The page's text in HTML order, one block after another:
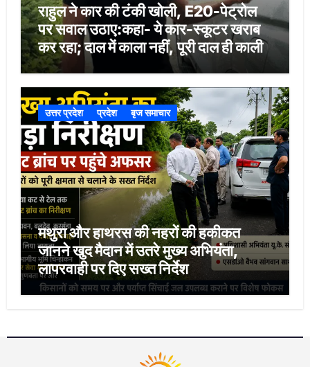
राहुल ने कार की टंकी खोली, E20-पेट्रोल
पर सवाल उठाए:कहा- ये कार-स्कूटर खराब
कर रहा; दाल में काला नहीं, पूरी दाल ही काली
उत्तर प्रदेश प्रदेश बृज समाचार
मथुरा और हाथरस की नहरों की हकीकत
जानने खुद मैदान में उतरे मुख्य अभियंता,
लापरवाही पर दिए सख्त निर्देश